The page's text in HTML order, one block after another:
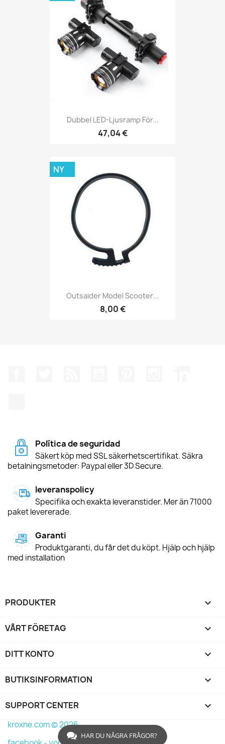
Dubbel LED-Ljusramp För...
47,04 €
Outsaider Model Scooter...
8,00 €
NY
Política de seguridad
Säkert köp med SSL säkerhetscertifikat. Säkra
betalningsmetoder: Paypal eller 3D Secure.
leveranspolicy
Specifika och exakta leveranstider. Mer än 71000
paket levererade.
Garanti
Produktgaranti, du får det du köpt. Hjälp och hjälp
med installation
PRODUKTER 
VÅRT FÖRETAG 
DITT KONTO 
BUTIKSINFORMATION keyboard_arrow_down
SUPPORT CENTER 
kroxne.com © 2026
HAR DU NÅGRA FRÅGOR?